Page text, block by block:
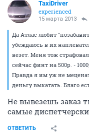
TaxiDriver
experienced
15 марта 2013
Да Атлас любит
убеждаюсь в их
везет. Меня тож
сейчас финт на 500р. -
Правда я им уж не
деньгу выкатать. Благо
Не вывезешь заказ
самые
ОТВЕТИТЬ